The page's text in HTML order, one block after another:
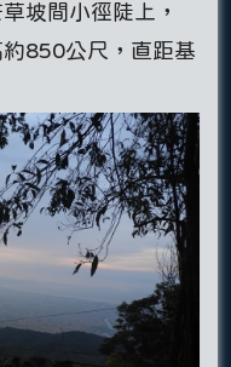
坡間小徑陡上，
850公尺，直距基